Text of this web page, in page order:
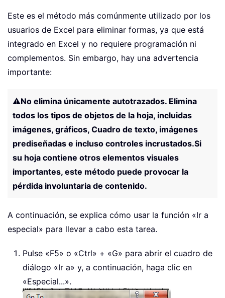
Este es el método más comúnmente utilizado por los
usuarios de Excel para eliminar formas, ya que está
integrado en Excel y no requiere programación ni
complementos. Sin embargo, hay una advertencia
importante:
⚠️No elimina únicamente autotrazados. Elimina
todos los tipos de objetos de la hoja, incluidas
imágenes, gráficos, Cuadro de texto, imágenes
prediseñadas e incluso controles incrustados.Si
su hoja contiene otros elementos visuales
importantes, este método puede provocar la
pérdida involuntaria de contenido.
A continuación, se explica cómo usar la función «Ir a
especial» para llevar a cabo esta tarea.
Pulse «F5» o «Ctrl» + «G» para abrir el cuadro de
diálogo «Ir a» y, a continuación, haga clic en
«Especial...».